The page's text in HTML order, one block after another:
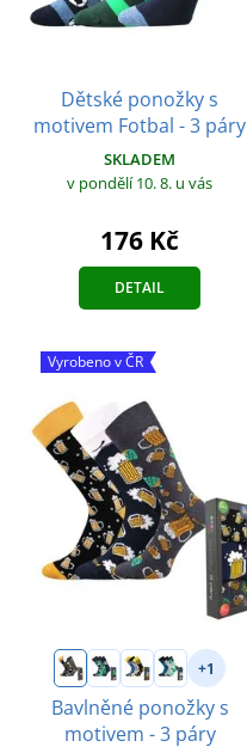
Dětské ponožky s
motivem Fotbal - 3 páry
SKLADEM
v pondělí 10. 8. u vás
176 Kč
DETAIL
Vyrobeno v ČR
+1
Bavlněné ponožky s
motivem - 3 páry